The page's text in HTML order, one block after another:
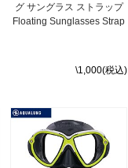
グ サングラス ストラップ
Floating Sunglasses Strap
\1,000(税込)